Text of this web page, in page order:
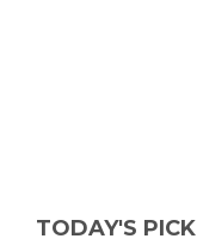
TODAY'S PICK